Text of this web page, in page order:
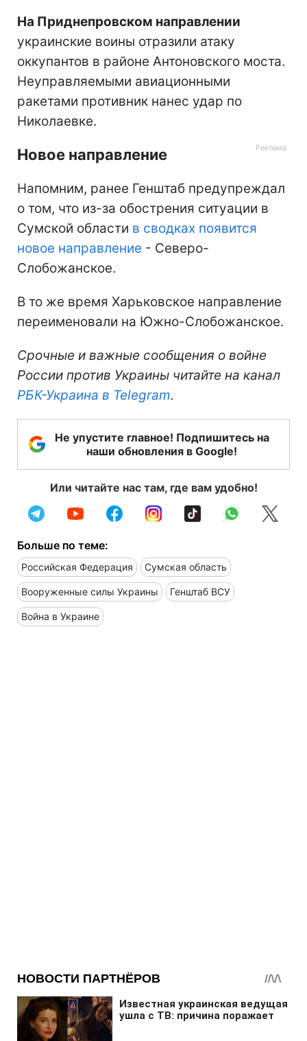
На Приднепровском направлении
украинские воины отразили атаку
оккупантов в районе Антоновского моста.
Неуправляемыми авиационными
ракетами противник нанес удар по
Николаевке.
Новое направление
Напомним, ранее Генштаб предупреждал
о том, что из-за обострения ситуации в
Сумской области в сводках появится
новое направление - Северо-
Слобожанское.
В то же время Харьковское направление
переименовали на Южно-Слобожанское.
Срочные и важные сообщения о войне
России против Украины читайте на канал
РБК-Украина в Telegram.
Не упустите главное! Подпишитесь на
наши обновления в Google!
Или читайте нас там, где вам удобно!
Больше по теме:
Российская Федерация Сумская область
Вооруженные силы Украины Генштаб ВСУ
Война в Украине